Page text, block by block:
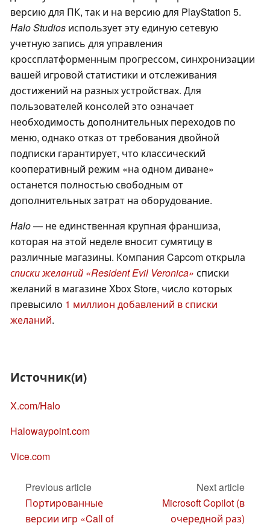
версию для ПК, так и на версию для PlayStation 5.
Halo Studios использует эту единую сетевую
учетную запись для управления
кроссплатформенным прогрессом, синхронизации
вашей игровой статистики и отслеживания
достижений на разных устройствах. Для
пользователей консолей это означает
необходимость дополнительных переходов по
меню, однако отказ от требования двойной
подписки гарантирует, что классический
кооперативный режим «на одном диване»
останется полностью свободным от
дополнительных затрат на оборудование.
Halo— не единственная крупная франшиза,
которая на этой неделе вносит сумятицу в
различные магазины. Компания Capcom открыла
списки желаний «Resident Evil Veronica» списки
желаний в магазине Xbox Store, число которых
превысило 1 миллион добавлений в списки
желаний.
Источник(и)
X.com/Halo
Halowaypoint.com
Vice.com
Previous article
Портированные
версии игр «Call of
Next article
Microsoft Copilot (в
очередной раз)